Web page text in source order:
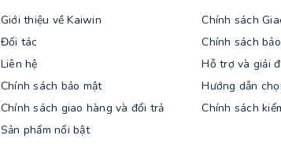
Giới thiệu về Kaiwin
Đối tác
Liên hệ
Chính sách bảo mật
Chính sách giao hàng và đổi trả
Sản phẩm nổi bật
Chính sách
Chính sách
Hỗ trợ và giải
Hướng dẫn
Chính sách